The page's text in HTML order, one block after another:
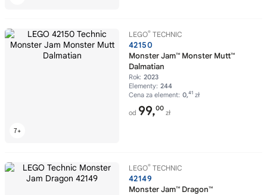
LEGO® TECHNIC
42150
Monster Jam™ Monster Mutt™
Dalmatian
Rok: 2023
Elementy: 244
Cena za element: 0,41 zł
od 99,00
zł
LEGO® TECHNIC
42149
Monster Jam™ Dragon™